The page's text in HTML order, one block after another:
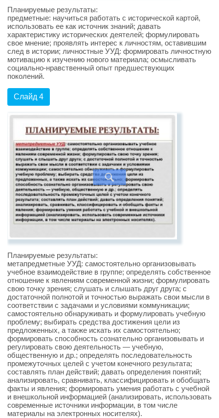
Планируемые результаты:
предметные: научиться работать с исторической картой,
использовать ее как источник знаний; давать
характеристику исторических деятелей; формулировать
свое мнение; проявлять интерес к личностям, оставившим
след в истории; личностные УУД: формировать личностную
мотивацию к изучению нового материала; осмысливать
социально-нравственный опыт предшествующих
поколений.
Слайд 4
Планируемые результаты:
метапредметные УУД: самостоятельно организовывать
учебное взаимодействие в группе; определять собственное
отношение к явлениям современной жизни; формулировать
свою точку зрения; слушать и слышать друг друга; с
достаточной полнотой и точностью выражать свои мысли в
соответствии с задачами и условиями коммуникации;
самостоятельно обнаруживать и формулировать учебную
проблему; выбирать средства достижения цели из
предложенных, а также искать их самостоятельно;
формировать способность сознательно организовывать и
регулировать свою деятельность — учебную,
общественную и др.; определять последовательность
промежуточных целей с учетом конечного результата;
составлять план действий; давать определения понятий;
анализировать, сравнивать, классифицировать и обобщать
факты и явления; формировать умения работать с учебной
и внешкольной информацией (анализировать, использовать
современные источники информации, в том числе
материалы на электронных носителях).